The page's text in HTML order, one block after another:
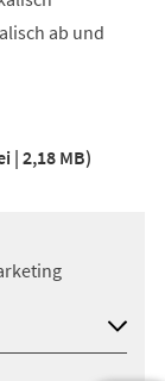
ab und
2,18 MB